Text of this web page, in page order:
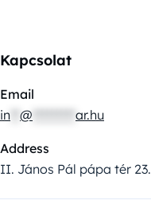
Kapcsolat
Email
in @ ar.hu
Address
II. János Pál pápa tér